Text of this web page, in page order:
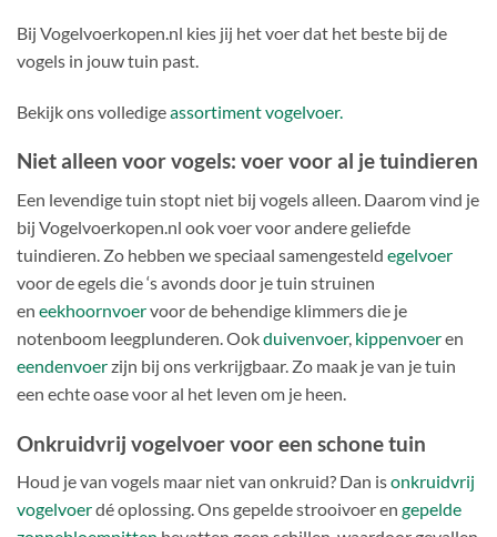
Bij Vogelvoerkopen.nl kies jij het voer dat het beste bij de
vogels in jouw tuin past.
Bekijk ons volledigeassortiment vogelvoer.
Niet alleen voor vogels: voer voor al je tuindieren
Een levendige tuin stopt niet bij vogels alleen. Daarom vind je
bij Vogelvoerkopen.nl ook voer voor andere geliefde
tuindieren. Zo hebben we speciaal samengesteld egelvoer
voor de egels die ‘s avonds door je tuin struinen
en eekhoornvoervoor de behendige klimmers die je
notenboom leegplunderen. Ookduivenvoer, kippenvoeren
eendenvoerzijn bij ons verkrijgbaar. Zo maak je van je tuin
een echte oase voor al het leven om je heen.
Onkruidvrij vogelvoer voor een schone tuin
Houd je van vogels maar niet van onkruid? Dan isonkruidvrij
vogelvoerdé oplossing. Ons gepelde strooivoer en gepelde